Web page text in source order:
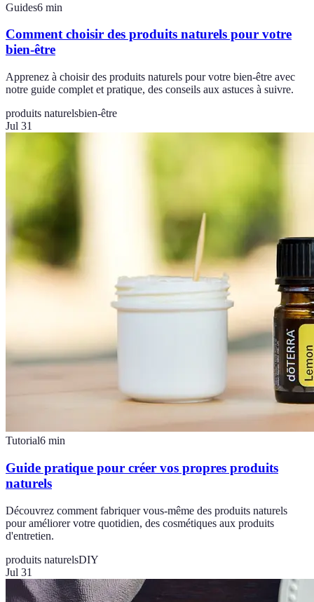
Guides6 min
Comment choisir des produits naturels pour votre
bien-être
Apprenez à choisir des produits naturels pour votre bien-être avec
notre guide complet et pratique, des conseils aux astuces à suivre.
produits naturelsbien-être
Jul 31
Tutorial6 min
Guide pratique pour créer vos propres produits
naturels
Découvrez comment fabriquer vous-même des produits naturels
pour améliorer votre quotidien, des cosmétiques aux produits
d'entretien.
produits naturelsDIY
Jul 31